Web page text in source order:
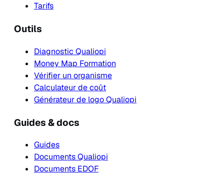
Tarifs
Outils
Diagnostic Qualiopi
Money Map Formation
Vérifier un organisme
Calculateur de coût
Générateur de logo Qualiopi
Guides & docs
Guides
Documents Qualiopi
Documents EDOF